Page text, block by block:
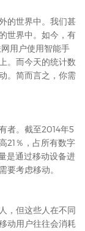
的世界中。我们甚
世界中。如今，有
用户使用智能手
。而今天的统计数
。简而言之，你需
者。截至2014年5
21％，占所有数字
是通过移动设备进
要考虑移动。
，但这些人在不同
动用户往往会消耗